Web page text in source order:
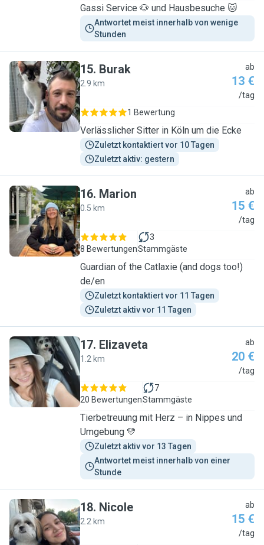
Gassi Service 🐶 und Hausbesuche 🐱
Antwortet meist innerhalb von wenige
Stunden
B
15. Burak
2.9 km
ab
13 €
/tag
1 Bewertung
Verlässlicher Sitter in Köln um die Ecke
Zuletzt kontaktiert vor 10 Tagen
Zuletzt aktiv: gestern
M
16. Marion
0.5 km
ab
15 €
/tag
8 Bewertungen
3
Stammgäste
Guardian of the Catlaxie (and dogs too!)
de/en
Zuletzt kontaktiert vor 11 Tagen
Zuletzt aktiv vor 11 Tagen
E
17. Elizaveta
1.2 km
ab
20 €
/tag
20 Bewertungen
7
Stammgäste
Tierbetreuung mit Herz – in Nippes und
Umgebung 💛
Zuletzt aktiv vor 13 Tagen
Antwortet meist innerhalb von einer
Stunde
N
18. Nicole
2.2 km
ab
15 €
/tag